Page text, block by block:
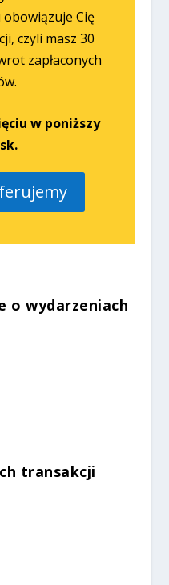
Cię
czyli masz 30
zapłaconych
w poniższy
o wydarzeniach
transakcji